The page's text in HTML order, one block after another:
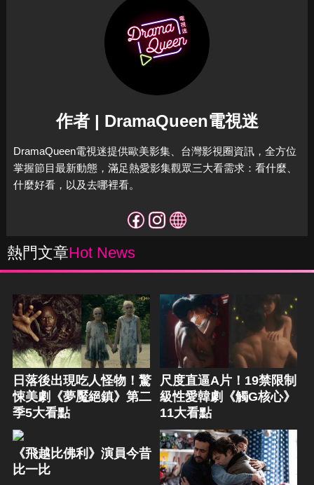
作者 | DramaQueen電視迷
DramaQueen電視迷提供歐美影集、台灣影視圈資訊，全方位
掌握節目最新動態，滿足熱愛影集觀眾三大看需求：看什麼、
什麼好看，以及去哪裡看。
熱門文章Hot News
日落後出現吃人怪物！驚
悚美劇《夢魘絕鎮》第二
季5大看點
尺度直逼A片！19禁限制
級性愛韓劇《觸G核心》
11大看點
《飛越比佛利》演員今昔
比一比